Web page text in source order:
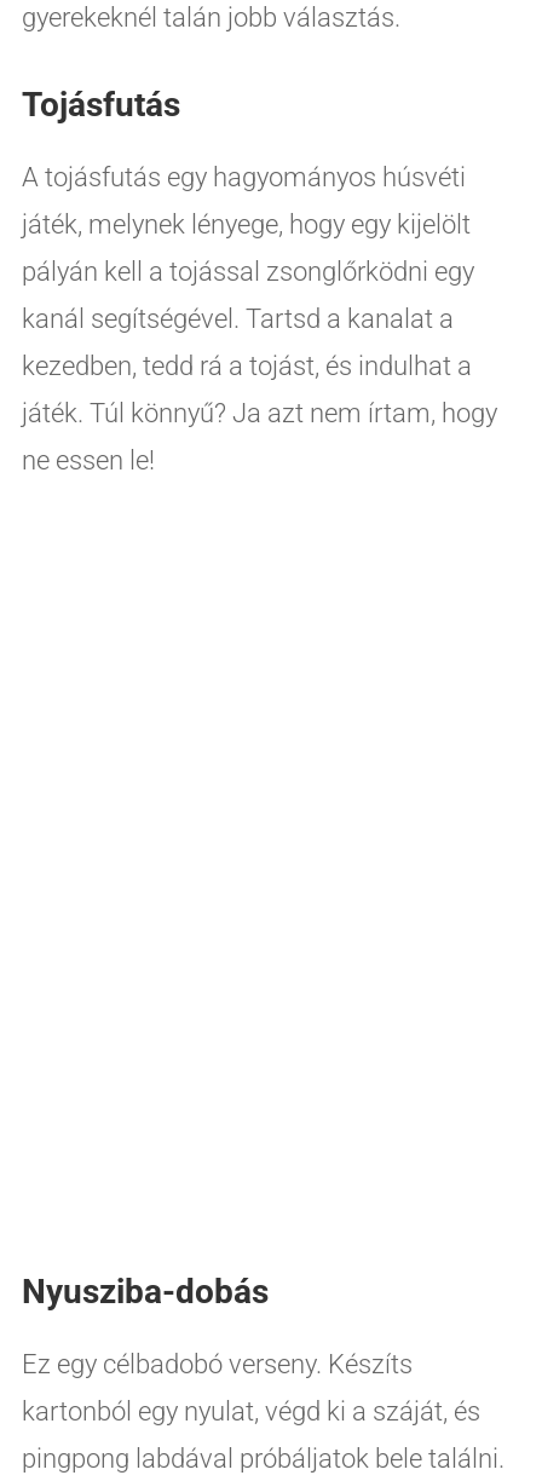
gyerekeknél talán jobb választás.
Tojásfutás
A tojásfutás egy hagyományos húsvéti
játék, melynek lényege, hogy egy kijelölt
pályán kell a tojással zsonglőrködni egy
kanál segítségével. Tartsd a kanalat a
kezedben, tedd rá a tojást, és indulhat a
játék. Túl könnyű? Ja azt nem írtam, hogy
ne essen le!
Nyusziba-dobás
Ez egy célbadobó verseny. Készíts
kartonból egy nyulat, végd ki a száját, és
pingpong labdával próbáljatok bele találni.